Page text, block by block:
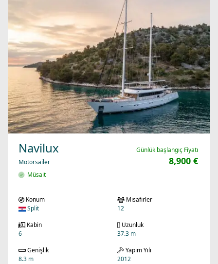
Navilux
Motorsailer
Müsait
Günlük başlangıç Fiyatı
8,900 €
Konum
Split
Misafirler
12
Kabin
6
Uzunluk
37.3 m
Genişlik
8.3 m
Yapım Yılı
2012